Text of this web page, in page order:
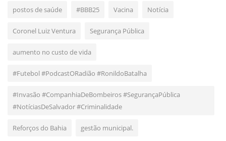
postos de saúde #BBB25 Vacina Notícia
Coronel Luiz Ventura Segurança Pública
aumento no custo de vida
#Futebol #PodcastORadião #RonildoBatalha
#Invasão #CompanhiaDeBombeiros #SegurançaPública
#NotíciasDeSalvador #Criminalidade
Reforços do Bahia gestão municipal.